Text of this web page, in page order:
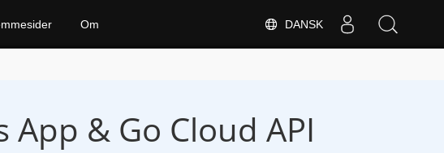
DANSK
Om
& Go Cloud API